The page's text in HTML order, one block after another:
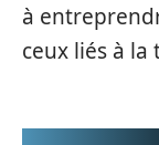
à
ceux liés à